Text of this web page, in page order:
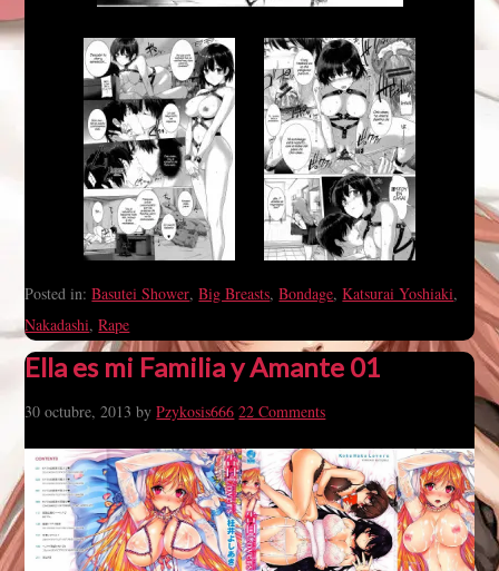
Posted in:Basutei Shower,Big Breasts,Bondage,Katsurai Yoshiaki,
Nakadashi,Rape
Ella es mi Familia y Amante 01
30 octubre, 2013 byPzykosis666 22 Comments